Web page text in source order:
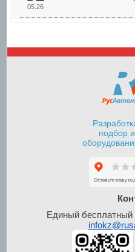
Шкафы
05.26
подбор
Единый бесплатный